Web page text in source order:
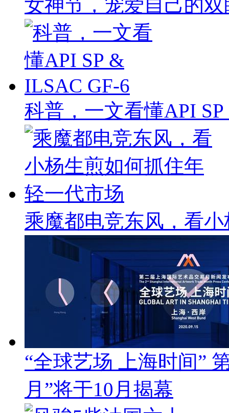
女神节，宠爱自己的
科普，一文看懂API
乘魔都电竞东风，看
“全球艺场 上海时间”
月”将于10月揭幕